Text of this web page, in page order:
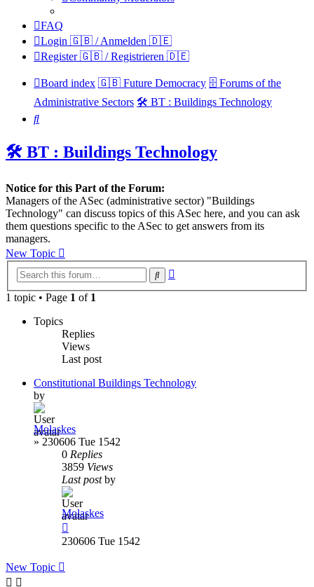
FAQ
Login 🇬🇧 / Anmelden 🇩🇪
Register 🇬🇧 / Registrieren 🇩🇪
Board index 🇬🇧 Future Democracy 🗄️ Forums of the
Administrative Sectors 🛠️ BT : Buildings Technology
Search
🛠️ BT : Buildings Technology
Notice for this Part of the Forum:
Managers of the ASec (administrative sector) "Buildings
Technology" can discuss topics of this ASec here, and you can ask
them questions specific to the ASec to get answers from its
managers.
New Topic
Search
1 topic • Page 1 of 1
Topics
Replies
Views
Last post
Constitutional Buildings Technology
by
Molaskes
» 230606 Tue 1542
0 Replies
3859 Views
Last postby
Molaskes
230606 Tue 1542
New Topic